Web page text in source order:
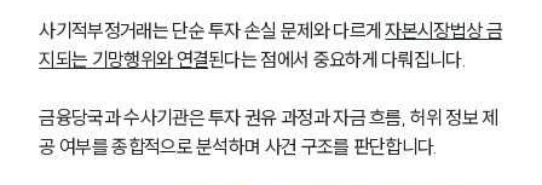
사기적부정거래는 단순 투자 손실 문제와 다르게 자본시장법상 금
지되는 기망행위와 연결된다는 점에서 중요하게 다뤄집니다.
금융당국과 수사기관은 투자 권유 과정과 자금 흐름, 허위 정보 제
공 여부를 종합적으로 분석하며 사건 구조를 판단합니다.